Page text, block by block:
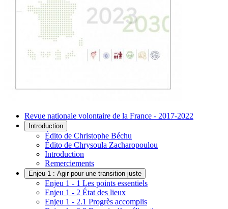
Revue nationale volontaire de la France - 2017-2022
Introduction
Édito de Christophe Béchu
Édito de Chrysoula Zacharopoulou
Introduction
Remerciements
Enjeu 1 : Agir pour une transition juste
Enjeu 1 - 1 Les points essentiels
Enjeu 1 - 2 État des lieux
Enjeu 1 - 2.1 Progrès accomplis